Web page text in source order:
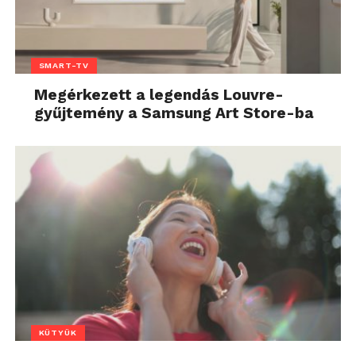
SMART-TV
Megérkezett a legendás Louvre-
gyűjtemény a Samsung Art Store-ba
KÜTYÜK